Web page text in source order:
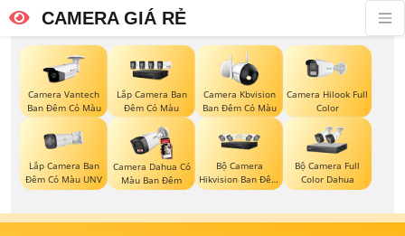
CAMERA GIÁ RẺ
Camera Vantech
Ban Đêm Có Màu
Lắp Camera Ban
Đêm Có Màu
Camera Kbvision
Ban Đêm Có Màu
Camera Hilook Full
Color
Lắp Camera Ban
Đêm Có Màu UNV
Camera Dahua Có
Màu Ban Đêm
Bộ Camera
Hikvision Ban Đêm
Có Màu
Bộ Camera Full
Color Dahua